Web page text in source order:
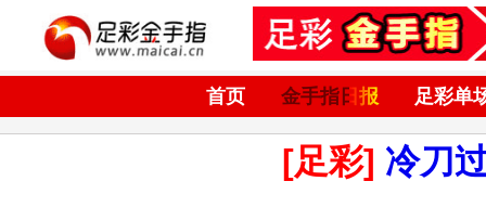
首页 金手指日报 足彩单
[足彩] 冷刀